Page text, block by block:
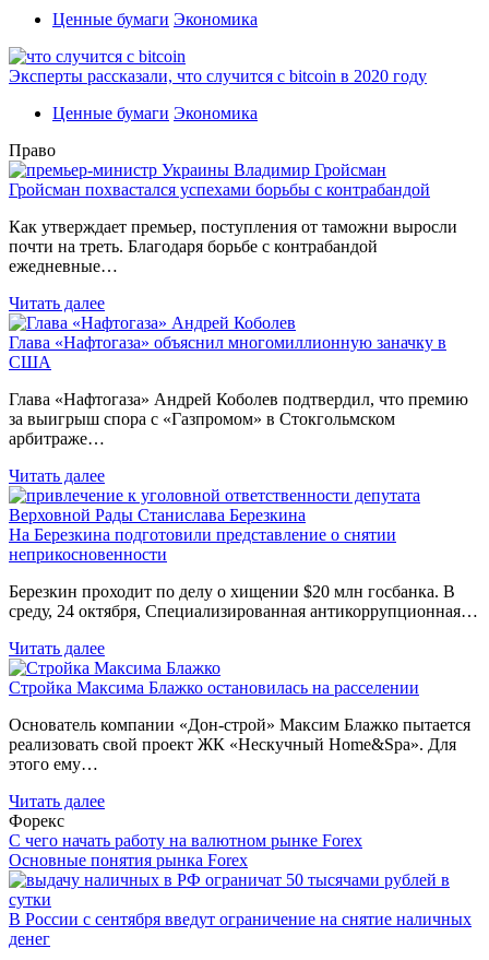
Ценные бумаги Экономика
Эксперты рассказали, что случится с bitcoin в 2020 году
Ценные бумаги Экономика
Право
Гройсман похвастался успехами борьбы с контрабандой
Как утверждает премьер, поступления от таможни выросли
почти на треть. Благодаря борьбе с контрабандой
ежедневные…
Читать далее
Глава «Нафтогаза» объяснил многомиллионную заначку в
США
Глава «Нафтогаза» Андрей Коболев подтвердил, что премию
за выигрыш спора с «Газпромом» в Стокгольмском
арбитраже…
Читать далее
На Березкина подготовили представление о снятии
неприкосновенности
Березкин проходит по делу о хищении $20 млн госбанка. В
среду, 24 октября, Специализированная антикоррупционная…
Читать далее
Стройка Максима Блажко остановилась на расселении
Основатель компании «Дон-строй» Максим Блажко пытается
реализовать свой проект ЖК «Нескучный Home&Spa». Для
этого ему…
Читать далее
Форекс
С чего начать работу на валютном рынке Forex
Основные понятия рынка Forex
В России с сентября введут ограничение на снятие наличных
денег